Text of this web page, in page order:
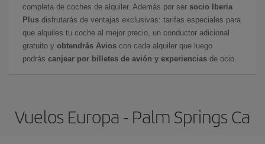
completa de coches de alquiler. Además por ser socio Iberia
Plus disfrutarás de ventajas exclusivas: tarifas especiales para
que alquiles tu coche al mejor precio, un conductor adicional
gratuito y obtendrás Avios con cada alquiler que luego
podrás canjear por billetes de avión y experiencias de ocio.
Vuelos Europa - Palm Springs Ca